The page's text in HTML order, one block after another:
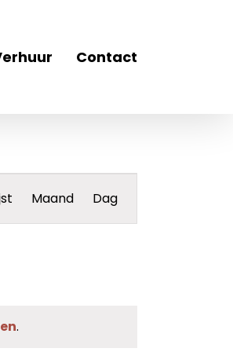
Contact
.
weergaven
navigatie
Maand Dag